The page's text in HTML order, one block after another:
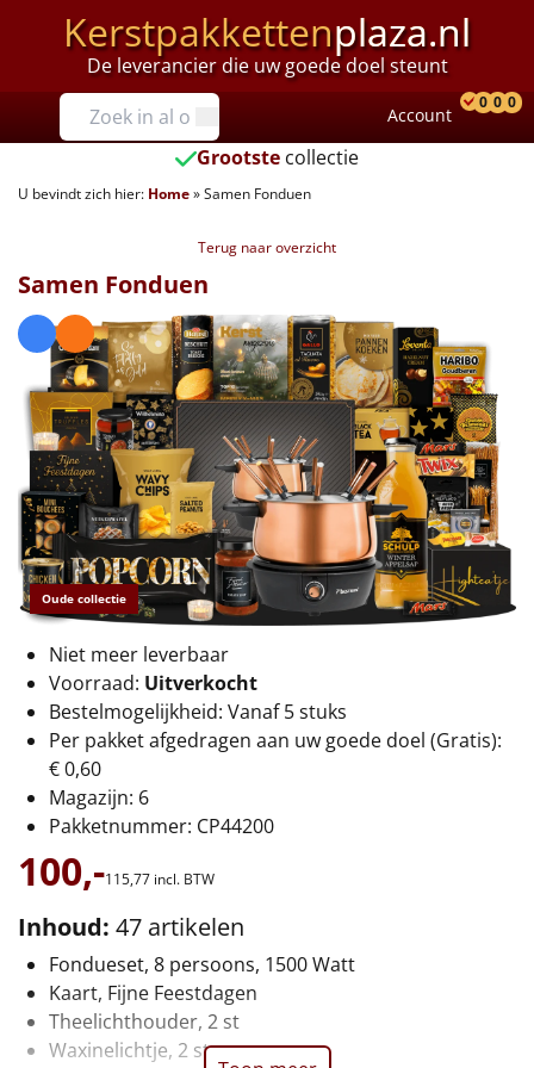
Kerstpakkettenplaza.nl
De leverancier die uw goede doel steunt
Prijzen
Tot €25
€25 tot €35
€40 tot €45
€45 tot €50
€50 tot €55
€55 tot €75
€75 tot €100
€100 en hoger
Alle kerstpakketten 2026
Thema
Origineel
Rituals
Luxe
Mannen
Vrouwen
Duurzaam
Account
0 0 0
Grootste collectie
U bevindt zich hier: Home»Samen Fonduen
Terug naar overzicht
Oude collectie
Samen Fonduen
Niet meer leverbaar
Voorraad: Uitverkocht
Bestelmogelijkheid: Vanaf 5 stuks
Per pakket afgedragen aan uw goede doel (Gratis):
€ 0,60
Magazijn: 6
Pakketnummer: CP44200
100,-115,77 incl. BTW
Inhoud: 47 artikelen
Fondueset, 8 persoons, 1500 Watt
Kaart, Fijne Feestdagen
Theelichthouder, 2 st
Waxinelichtje, 2 st